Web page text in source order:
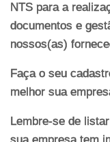
NTS para a
documentos e
nossos(as)
Faça o seu
melhor sua
Lembre-se de